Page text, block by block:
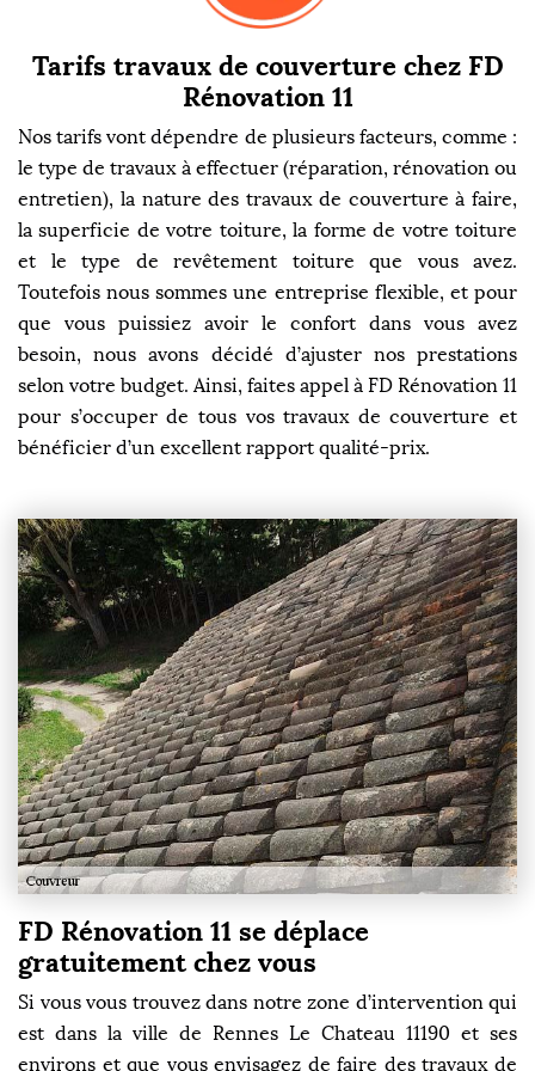
Tarifs travaux de couverture chez FD
Rénovation 11
Nos tarifs vont dépendre de plusieurs facteurs, comme :
le type de travaux à effectuer (réparation, rénovation ou
entretien), la nature des travaux de couverture à faire,
la superficie de votre toiture, la forme de votre toiture
et le type de revêtement toiture que vous avez.
Toutefois nous sommes une entreprise flexible, et pour
que vous puissiez avoir le confort dans vous avez
besoin, nous avons décidé d’ajuster nos prestations
selon votre budget. Ainsi, faites appel à FD Rénovation 11
pour s’occuper de tous vos travaux de couverture et
bénéficier d’un excellent rapport qualité-prix.
FD Rénovation 11 se déplace
gratuitement chez vous
Si vous vous trouvez dans notre zone d’intervention qui
est dans la ville de Rennes Le Chateau 11190 et ses
environs et que vous envisagez de faire des travaux de